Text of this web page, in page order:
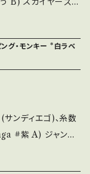
頂ける方のご購入を
purchase it if you
*詳しく
について■■■ を
ット痛み多、下部裂
麗・キズ等も無く、
ズなど見られる C・
- で補足し
グ・モンキー *白ラベ
ンディエゴ)、糸数